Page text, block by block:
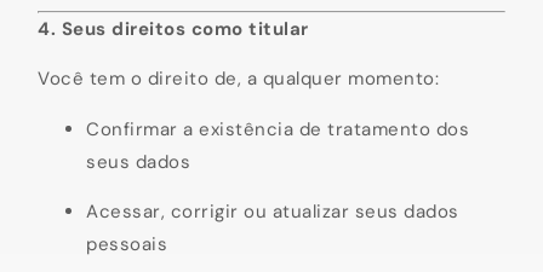
4. Seus direitos como titular
Você tem o direito de, a qualquer momento:
Confirmar a existência de tratamento dos
seus dados
Acessar, corrigir ou atualizar seus dados
pessoais